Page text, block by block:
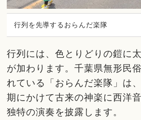
行列を先導するおらんだ楽隊
行列には、色とりどりの鎧に
が加わります。千葉県無形民
れている「おらんだ楽隊」は
期にかけて古来の神楽に西洋
独特の演奏を披露します。